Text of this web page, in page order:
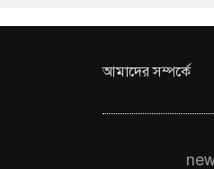
আমাদের সম্পর্কে